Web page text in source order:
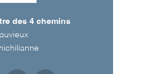
des 4 chemins